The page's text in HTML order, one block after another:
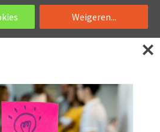
Weigeren...